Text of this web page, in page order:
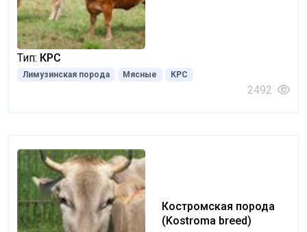
Тип: КРС
Лимузинская порода Мясные КРС
2492
Костромская порода
(Kostroma breed)